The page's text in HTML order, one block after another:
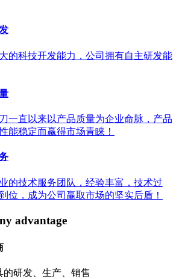
的科技开发能力，公司拥有自主研发能
一直以来以产品质量为企业命脉，产品
能稳定而赢得市场青睐！
的技术服务团队，经验丰富，技术过
位，成为公司赢取市场的坚实后盾！
advantage
研发、生产、销售